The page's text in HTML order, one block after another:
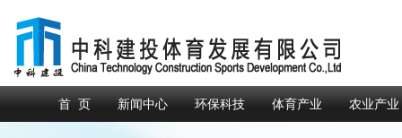
首 页 新闻中心 环保科技 体育产业 农业产业